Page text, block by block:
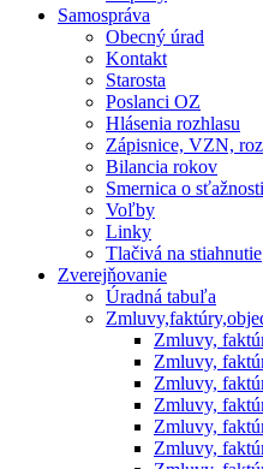
Samospráva
Obecný úrad
Kontakt
Starosta
Poslanci OZ
Hlásenia rozhlasu
Zápisnice, VZN,
Bilancia rokov
Smernica o
Voľby
Linky
Tlačivá na stiahnutie
Zverejňovanie
Úradná tabuľa
Zmluvy,
Zmluvy,
Zmluvy,
Zmluvy,
Zmluvy,
Zmluvy,